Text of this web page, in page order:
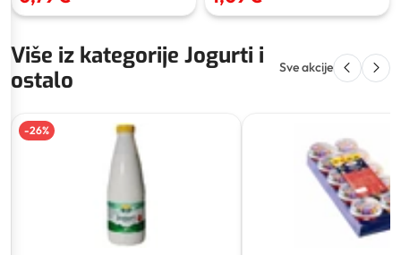
Više iz kategorije Jogurti i
ostalo
Sve akcije
-26%